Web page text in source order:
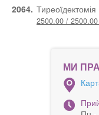
2064. Тиреоїдектомія
2500.00 / 2500.00
МИ